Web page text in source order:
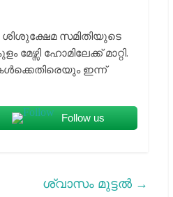
സമിതിയുടെ
ഹോമിലേക്ക് മാറ്റി.
ഇന്ന്
Follow us
ശ്വാസം മുട്ടൽ →